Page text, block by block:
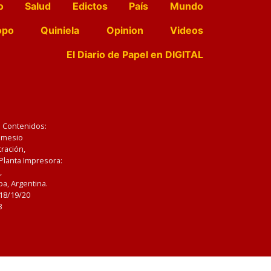
Salud Edictos País
Mundo
Quiniela Opinion
Videos
El Diario de Papel en DIGITAL
Impresora:
Argentina.
19/20